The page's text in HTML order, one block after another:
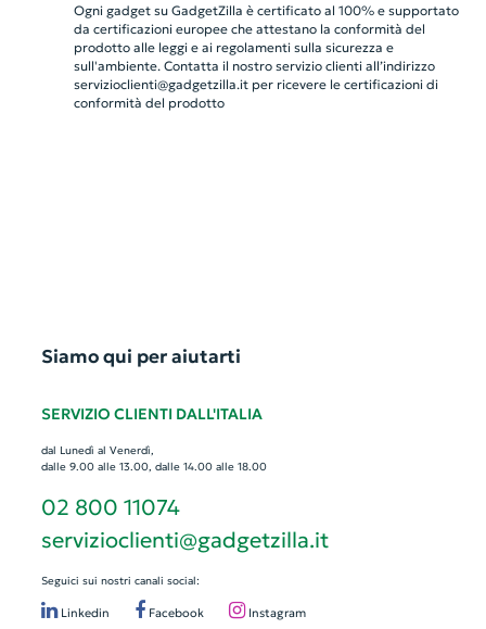
Ogni gadget su GadgetZilla è certificato al 100% e supportato
da certificazioni europee che attestano la conformità del
prodotto alle leggi e ai regolamenti sulla sicurezza e
sull'ambiente. Contatta il nostro servizio clienti all’indirizzo
servizioclienti@gadgetzilla.itper ricevere le certificazioni di
conformità del prodotto
Siamo qui per aiutarti
SERVIZIO CLIENTI DALL'ITALIA
dal Lunedì al Venerdì,
dalle 9.00 alle 13.00, dalle 14.00 alle 18.00
02 800 11074
servizioclienti@gadgetzilla.it
Seguici sui nostri canali social:
Linkedin Facebook Instagram